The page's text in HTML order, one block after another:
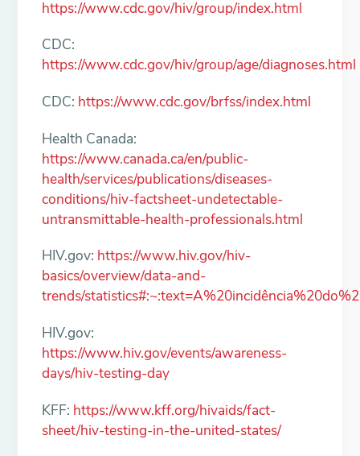
https://www.cdc.gov/hiv/group/index.html
CDC:
https://www.cdc.gov/hiv/group/age/diagnoses.html
CDC: https://www.cdc.gov/brfss/index.html
Health Canada:
https://www.canada.ca/en/public-
health/services/publications/diseases-
conditions/hiv-factsheet-undetectable-
untransmittable-health-professionals.html
HIV.gov: https://www.hiv.gov/hiv-
basics/overview/data-and-
trends/
HIV.gov:
https://www.hiv.gov/events/awareness-
days/hiv-testing-day
KFF: https://www.kff.org/hivaids/fact-
sheet/hiv-testing-in-the-united-states/